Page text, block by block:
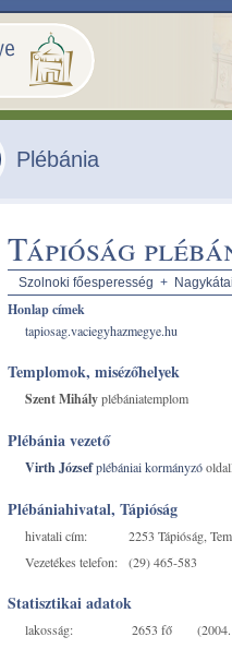
Plébánia
Tápióság
Szolnoki főesperesség +
Honlap címek
tapiosag.vaciegyhazmegye.hu
Templomok, misézőhelyek
Szent Mihályplébániatemplom
Plébánia vezető
Virth Józsefplébániai kormányzó
Plébániahivatal, Tápióság
hivatali cím:
2253 Tápióság,
Vezetékes telefon:
(29) 465-583
Statisztikai adatok
lakosság: 2653 fő